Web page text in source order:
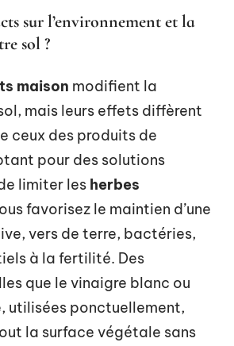
sur l’environnement et la
sol ?
maison modifient la
mais leurs effets diffèrent
ceux des produits de
pour des solutions
limiter les herbes
favorisez le maintien d’une
vers de terre, bactéries,
à la fertilité. Des
que le vinaigre blanc ou
utilisées ponctuellement,
la surface végétale sans